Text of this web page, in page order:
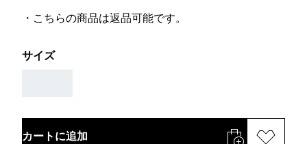
・こちらの商品は返品可能です。
サイズ
カートに追加